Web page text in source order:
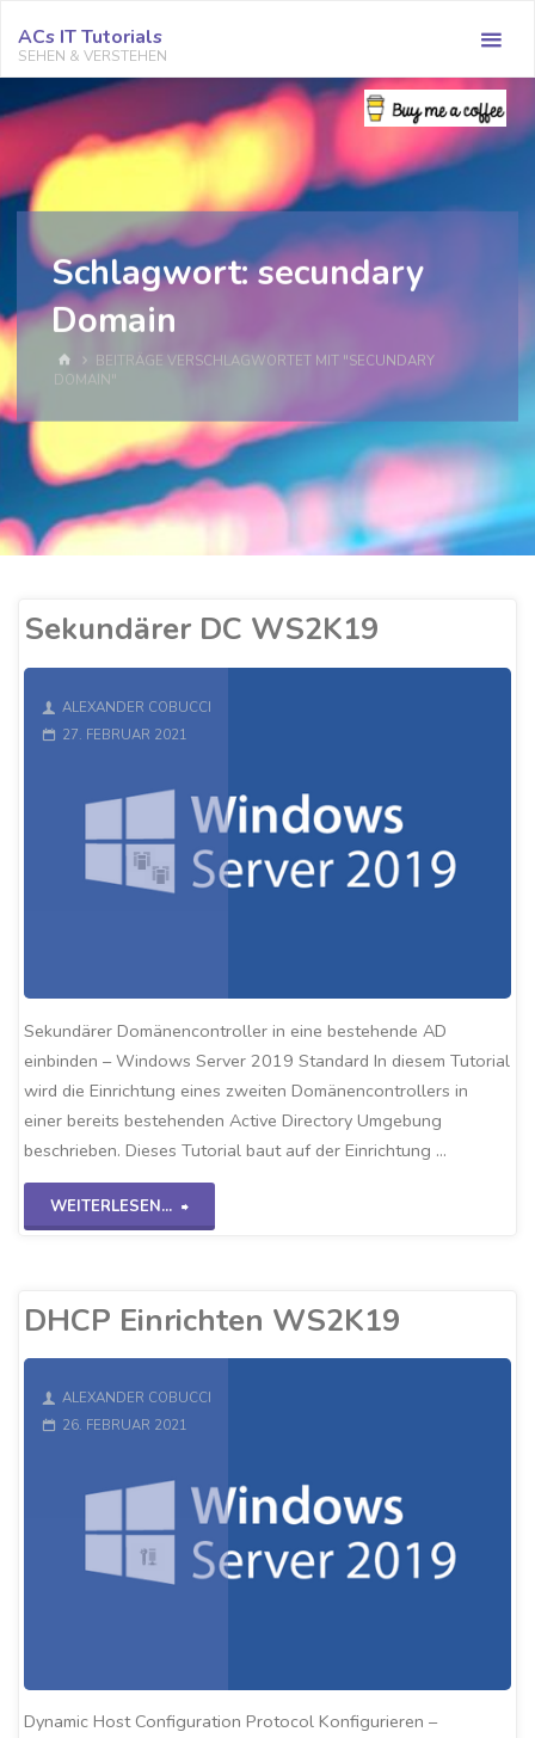
Inhalt
springen
ACs IT Tutorials
SEHEN & VERSTEHEN
Schlagwort:secundary
Domain
START
BEITRÄGE VERSCHLAGWORTET MIT "SECUNDARY
DOMAIN"
Sekundärer DC WS2K19
ALEXANDER COBUCCI
27. FEBRUAR 2021
Sekundärer Domänencontroller in eine bestehende AD
einbinden – Windows Server 2019 Standard In diesem Tutorial
wird die Einrichtung eines zweiten Domänencontrollers in
einer bereits bestehenden Active Directory Umgebung
beschrieben. Dieses Tutorial baut auf der Einrichtung …
WEITERLESEN...
"Sekundärer
DHCP Einrichten WS2K19
ALEXANDER COBUCCI
26. FEBRUAR 2021
Dynamic Host Configuration Protocol Konfigurieren –